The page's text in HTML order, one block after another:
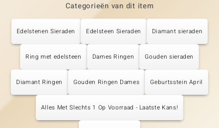
Categorieën van dit item
Edelstenen Sieraden Edelsteen Sieraden Diamant sieraden
Ring met edelsteen Dames Ringen Gouden sieraden
Diamant Ringen Gouden Ringen Dames Geburtsstein April
Alles Met Slechts 1 Op Voorraad - Laatste Kans!